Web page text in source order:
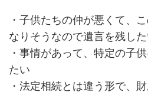
・子供たちの仲が悪くて、
なりそうなので遺言を残し
・事情があって、特定の子
たい
・法定相続とは違う形で、